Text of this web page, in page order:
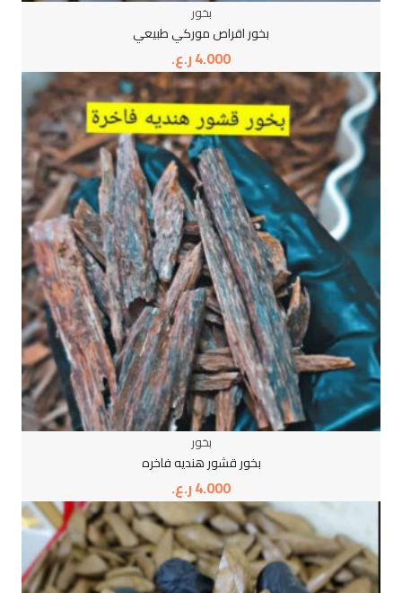
بخور
بخور اقراص موركي طبيعي
4.000ر.ع.
بخور
بخور قشور هنديه فاخره
4.000ر.ع.